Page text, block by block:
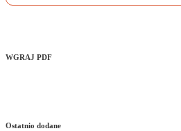
WGRAJ PDF
Ostatnio dodane